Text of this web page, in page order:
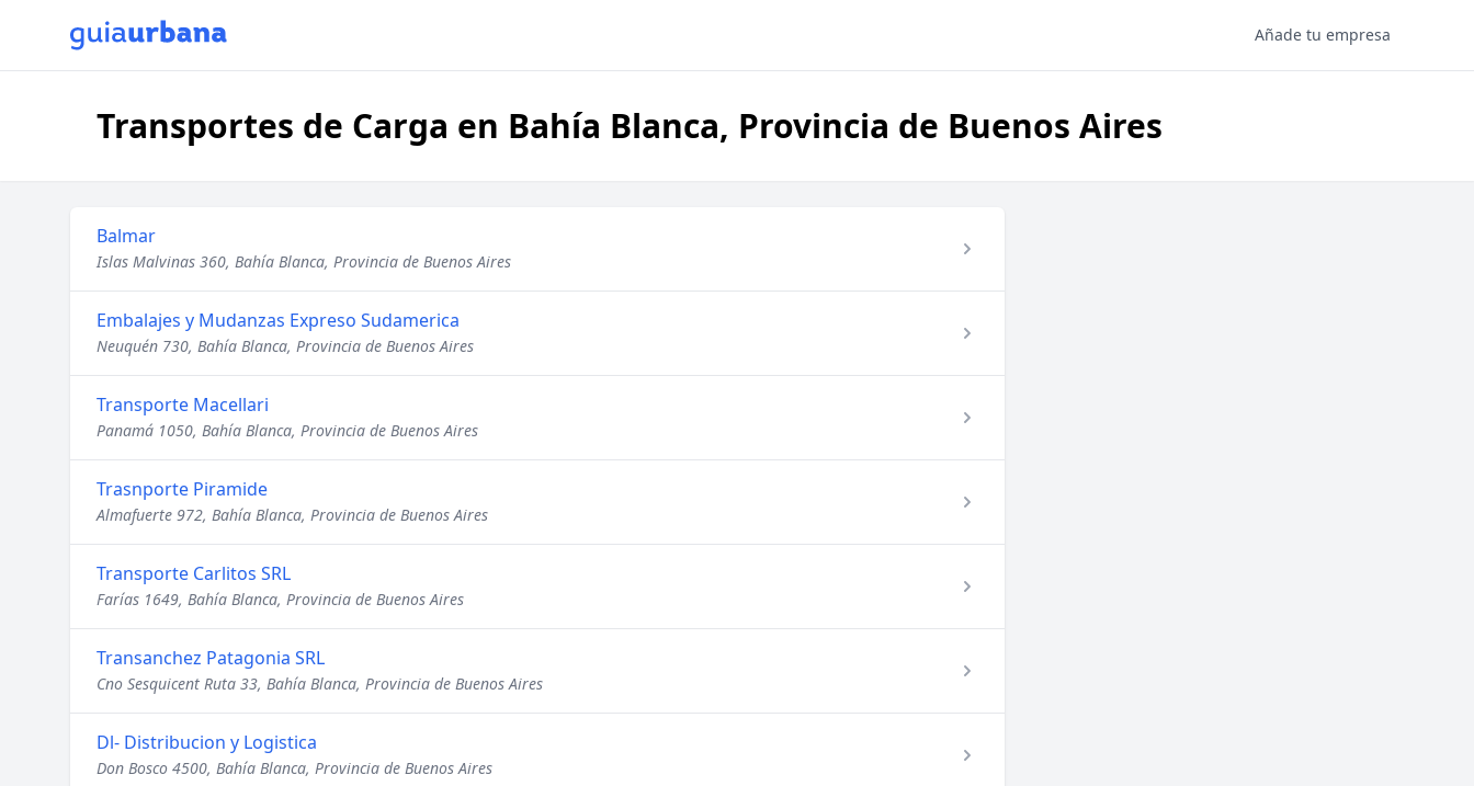
Añade tu empresa
Transportes de Carga en Bahía Blanca, Provincia de Buenos Aires
Balmar
Islas Malvinas 360, Bahía Blanca, Provincia de Buenos Aires
Embalajes y Mudanzas Expreso Sudamerica
Neuquén 730, Bahía Blanca, Provincia de Buenos Aires
Transporte Macellari
Panamá 1050, Bahía Blanca, Provincia de Buenos Aires
Trasnporte Piramide
Almafuerte 972, Bahía Blanca, Provincia de Buenos Aires
Transporte Carlitos SRL
Farías 1649, Bahía Blanca, Provincia de Buenos Aires
Transanchez Patagonia SRL
Cno Sesquicent Ruta 33, Bahía Blanca, Provincia de Buenos Aires
Dl- Distribucion y Logistica
Don Bosco 4500, Bahía Blanca, Provincia de Buenos Aires